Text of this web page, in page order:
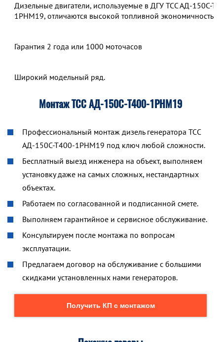
Дизельные двигатели, используемые в ДГУ ТСС АД-150С-
1РНМ19, отличаются высокой топливной экономичностью.
Гарантия 2 года или 1000 моточасов
Широкий модельный ряд.
Монтаж ТСС АД-150С-Т400-1РНМ19
Профессиональный монтаж дизель генератора ТСС
АД-150С-Т400-1РНМ19 под ключ любой сложности.
Бесплатный выезд инженера на объект, выполняем
установку даже на самых сложных, нестандартных
объектах.
Работаем по согласованной и подписанной смете.
Выполняем гарантийное и сервисное обслуживание.
Консультируем после монтажа по вопросам
эксплуатации.
Предлагаем договор на обслуживание с большими
скидками установленных нами генераторов.
Получить КП с монтажом